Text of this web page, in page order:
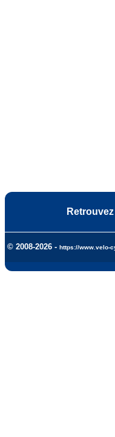
© 2008-2026 - https://www.velo-